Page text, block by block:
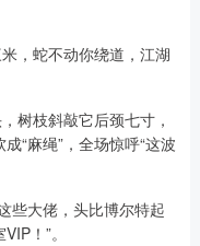
，蛇不动你绕道，江湖
树枝斜敲它后颈七寸，
“麻绳”，全场惊呼“这波
些大佬，头比博尔特起
！”。